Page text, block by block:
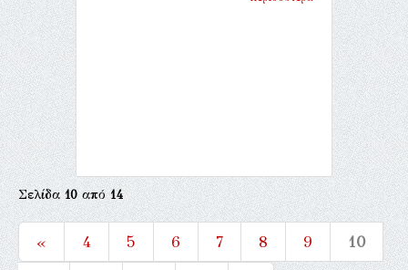
Σελίδα10από14
« 4 5 6 7 8 9
10